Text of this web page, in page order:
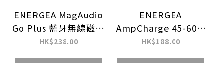
ENERGEA MagAudio
Go Plus 藍牙無線磁吸
+充電便攜音箱 (附掛
HK$238.00
ENERGEA
AmpCharge 45-60W
1A1C 快充插牆式充電
HK$188.00